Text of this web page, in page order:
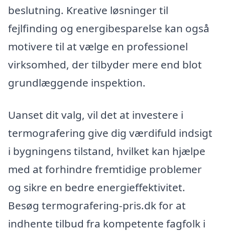
beslutning. Kreative løsninger til
fejlfinding og energibesparelse kan også
motivere til at vælge en professionel
virksomhed, der tilbyder mere end blot
grundlæggende inspektion.
Uanset dit valg, vil det at investere i
termografering give dig værdifuld indsigt
i bygningens tilstand, hvilket kan hjælpe
med at forhindre fremtidige problemer
og sikre en bedre energieffektivitet.
Besøg termografering-pris.dk for at
indhente tilbud fra kompetente fagfolk i